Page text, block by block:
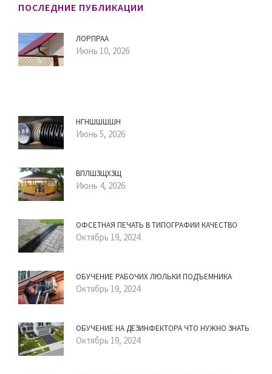
ПОСЛЕДНИЕ ПУБЛИКАЦИИ
ЛОРПРАА
Июнь 10, 2026
НГНШШШШН
Июнь 5, 2026
ВПЛШЗЩХЗЩ
Июнь 4, 2026
ОФСЕТНАЯ ПЕЧАТЬ В ТИПОГРАФИИ КАЧЕСТВО
Октябрь 19, 2024
ОБУЧЕНИЕ РАБОЧИХ ЛЮЛЬКИ ПОДЪЕМНИКА
Октябрь 19, 2024
ОБУЧЕНИЕ НА ДЕЗИНФЕКТОРА ЧТО НУЖНО ЗНАТЬ
Октябрь 19, 2024